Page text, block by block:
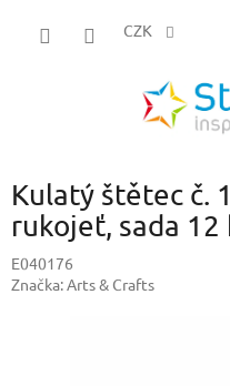
CZK
Kulatý štětec č.
rukojeť, sada 12
E040176
Značka:Arts & Crafts